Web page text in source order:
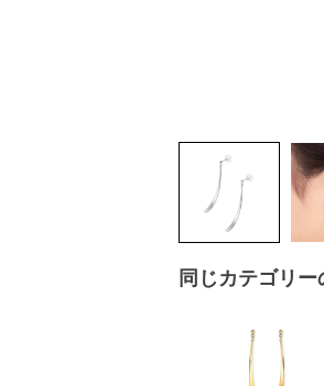
同じカテゴリ